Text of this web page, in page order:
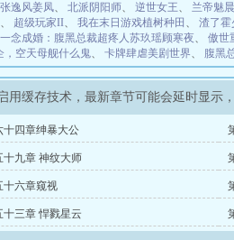
逸风姜凤、 北派阴阳师、 逆世女王、 兰帝魅
、 超级玩家II、 我在末日游戏植树种田 、 渣了霍
一念成婚：腹黑总裁超疼人苏玖瑶顾寒夜、 傲世
，空天母舰什么鬼、 卡牌肆虐美剧世界、 腹黑
用缓存技术，最新章节可能会延时显示
十四章绅暴大公
十九章 神纹大师
十六章窥视
三章 悍戮星云